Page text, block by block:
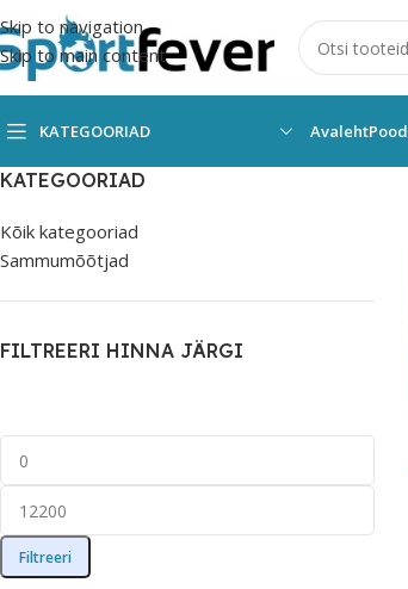
Skip to navigation
Skip to main content
KATEGOORIAD AvalehtPood
KATEGOORIAD
Kõik kategooriad
Sammumõõtjad
FILTREERI HINNA JÄRGI
Filtreeri